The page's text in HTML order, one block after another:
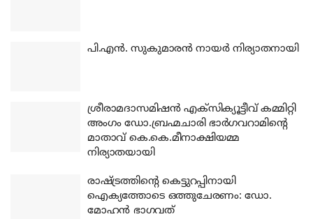
പി.എന്‍. സുകുമാരന്‍ നായര്‍ നിര്യാതനായി
ശ്രീരാമദാസമിഷന്‍ എക്‌സിക്യൂട്ടീവ് കമ്മിറ്റി
അംഗം ഡോ.ബ്രഹ്മചാരി ഭാര്‍ഗവറാമിന്റെ
മാതാവ് കെ.കെ.മീനാക്ഷിയമ്മ
നിര്യാതയായി
രാഷ്ട്രത്തിന്റെ കെട്ടുറപ്പിനായി
ഐക്യത്തോടെ ഒത്തുചേരണം: ഡോ.
മോഹന്‍ ഭാഗവത്